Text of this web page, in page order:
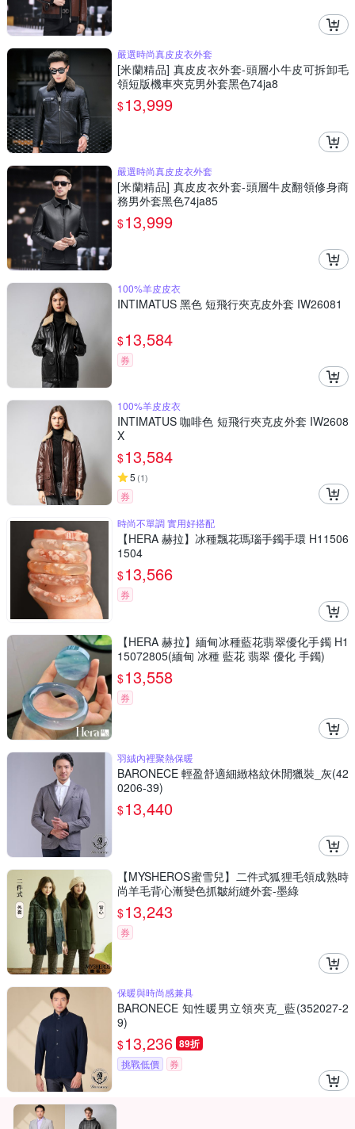
嚴選時尚真皮皮衣外套
[米蘭精品] 真皮皮衣外套-頭層小牛皮可拆卸毛
領短版機車夾克男外套黑色74ja8
$13,999
嚴選時尚真皮皮衣外套
[米蘭精品] 真皮皮衣外套-頭層牛皮翻領修身商
務男外套黑色74ja85
$13,999
100%羊皮皮衣
INTIMATUS 黑色 短飛行夾克皮外套 IW26081
$13,584
券
100%羊皮皮衣
INTIMATUS 咖啡色 短飛行夾克皮外套 IW2608
X
$13,584
5 (1)
券
時尚不單調 實用好搭配
【HERA 赫拉】冰種飄花瑪瑙手鐲手環 H11506
1504
$13,566
券
【HERA 赫拉】緬甸冰種藍花翡翠優化手鐲 H1
15072805(緬甸 冰種 藍花 翡翠 優化 手鐲)
$13,558
券
羽絨內裡聚熱保暖
BARONECE 輕盈舒適細緻格紋休閒獵裝_灰(42
0206-39)
$13,440
【MYSHEROS蜜雪兒】二件式狐狸毛領成熟時
尚羊毛背心漸變色抓皺絎縫外套-墨綠
$13,243
券
保暖與時尚感兼具
BARONECE 知性暖男立領夾克_藍(352027-2
9)
$13,236 89折
挑戰低價 券